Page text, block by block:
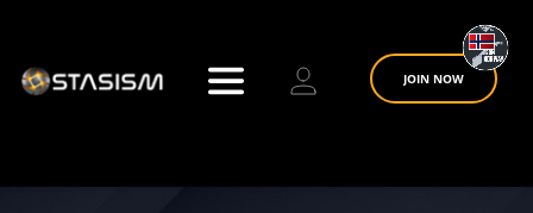
JOIN NOW